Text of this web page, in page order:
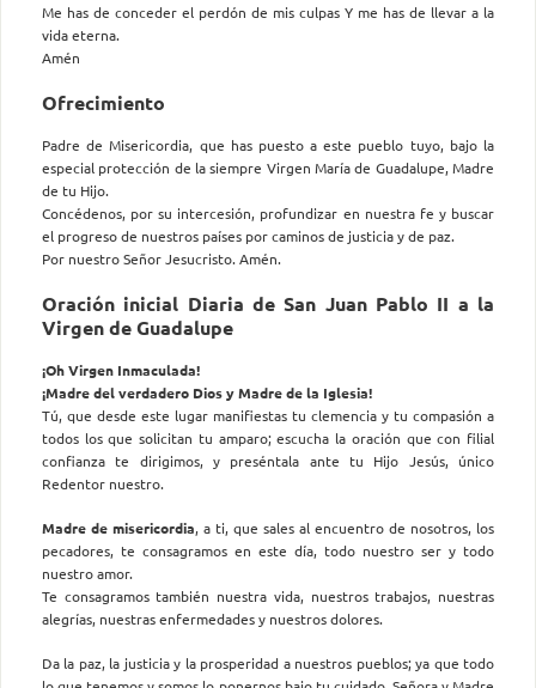
Me has de conceder el perdón de mis culpas Y me has de llevar a la
vida eterna.
Amén
Ofrecimiento
Padre de Misericordia, que has puesto a este pueblo tuyo, bajo la
especial protección de la siempre Virgen María de Guadalupe, Madre
de tu Hijo.
Concédenos, por su intercesión, profundizar en nuestra fe y buscar
el progreso de nuestros países por caminos de justicia y de paz.
Por nuestro Señor Jesucristo. Amén.
Oración inicial Diaria de San Juan Pablo II a la
Virgen de Guadalupe
¡Oh Virgen Inmaculada!
¡Madre del verdadero Dios y Madre de la Iglesia!
Tú, que desde este lugar manifiestas tu clemencia y tu compasión a
todos los que solicitan tu amparo; escucha la oración que con filial
confianza te dirigimos, y preséntala ante tu Hijo Jesús, único
Redentor nuestro.
Madre de misericordia, a ti, que sales al encuentro de nosotros, los
pecadores, te consagramos en este día, todo nuestro ser y todo
nuestro amor.
Te consagramos también nuestra vida, nuestros trabajos, nuestras
alegrías, nuestras enfermedades y nuestros dolores.
Da la paz, la justicia y la prosperidad a nuestros pueblos; ya que todo